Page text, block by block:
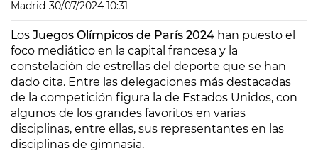
Madrid 30/07/2024 10:31
Los Juegos Olímpicos de París 2024 han puesto el
foco mediático en la capital francesa y la
constelación de estrellas del deporte que se han
dado cita. Entre las delegaciones más destacadas
de la competición figura la de Estados Unidos, con
algunos de los grandes favoritos en varias
disciplinas, entre ellas, sus representantes en las
disciplinas de gimnasia.